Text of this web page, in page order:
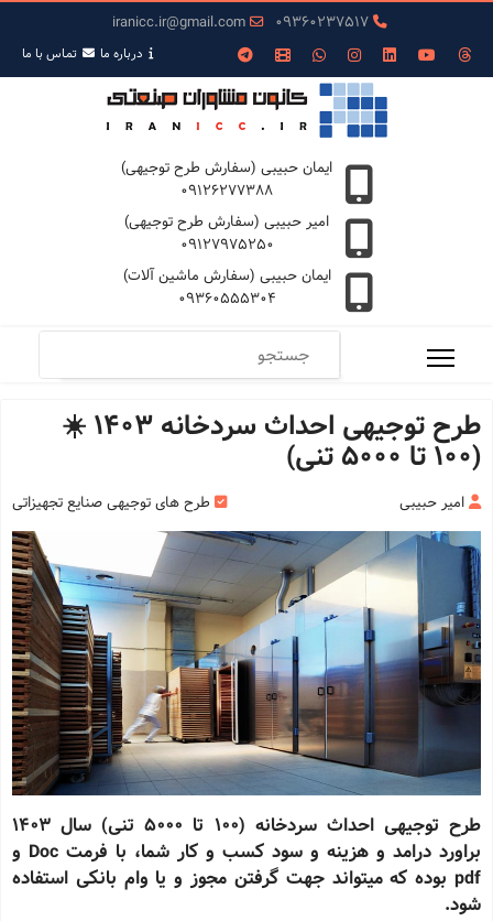
09360237517
iranicc.ir@gmail.com
درباره ما تمـاس با ما
ایمان حبیبی (سفارش طرح توجیهی)
09126277388
امیر حبیبی (سفارش طرح توجیهی)
09127975250
ایمان حبیبی (سفارش ماشین آلات)
09360555304
طرح توجیهی احداث سردخانه 1403 ☀️
(100 تا 5000 تنی)
امیر حبیبی طرح های توجیهی صنایع تجهیزاتی
طرح توجیهی احداث سردخانه (100 تا 5000 تنی) سال 1403
براورد درامد و هزینه و سود کسب و کار شما، با فرمت Doc و
pdf بوده که میتواند جهت گرفتن مجوز و یا وام بانکی استفاده
شود.